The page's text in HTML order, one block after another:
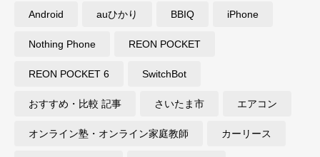
Android auひかり BBIQ iPhone
Nothing Phone REON POCKET
REON POCKET 6 SwitchBot
おすすめ・比較 記事 さいたま市 エアコン
オンライン塾・オンライン家庭教師 カーリース